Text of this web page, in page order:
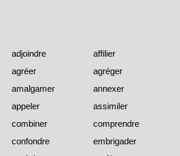
adjoindre
affilier
agréer
agréger
amalgamer
annexer
appeler
assimiler
combiner
comprendre
confondre
embrigader